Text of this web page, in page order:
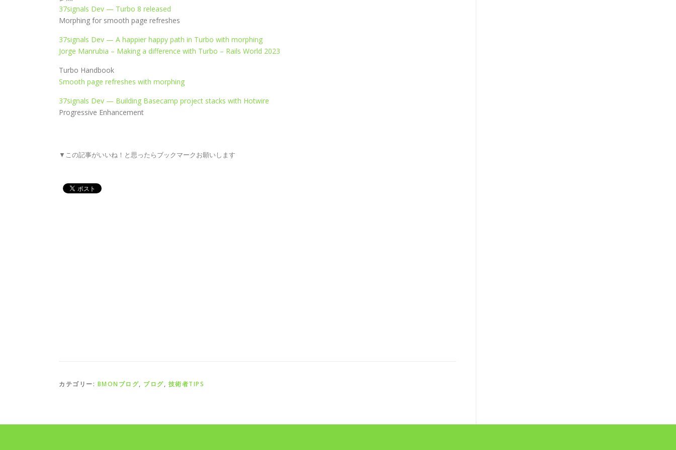
37signals Dev — Turbo 8 released
Morphing for smooth page refreshes
37signals Dev — A happier happy path in Turbo with morphing
Jorge Manrubia – Making a difference with Turbo – Rails World 2023
Turbo Handbook
Smooth page refreshes with morphing
37signals Dev — Building Basecamp project stacks with Hotwire
Progressive Enhancement
▼この記事がいいね！と思ったらブックマークお願いします
カテゴリー: BMONブログ, ブログ, 技術者TIPS